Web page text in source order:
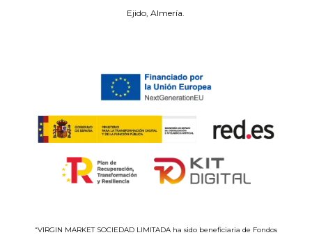
Ejido, Almería.
“VIRGIN MARKET SOCIEDAD LIMITADA ha sido beneficiaria de Fondos